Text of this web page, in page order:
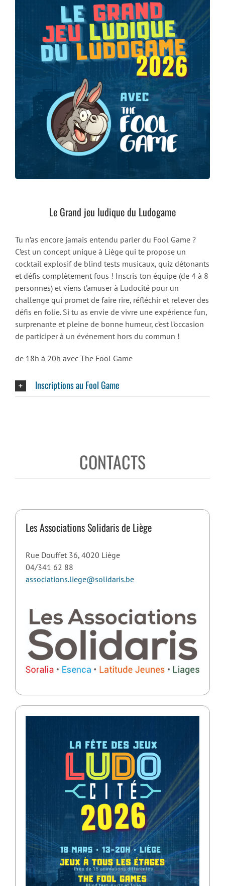
Le Grand jeu ludique du Ludogame
Tu n’as encore jamais entendu parler du Fool Game ?
C’est un concept unique à Liège qui te propose un
cocktail explosif de blind tests musicaux, quiz détonants
et défis complètement fous ! Inscris ton équipe (de 4 à 8
personnes) et viens t’amuser à Ludocité pour un
challenge qui promet de faire rire, réfléchir et relever des
défis en folie. Si tu as envie de vivre une expérience fun,
surprenante et pleine de bonne humeur, c’est l’occasion
de participer à un événement hors du commun !
de 18h à 20h avec The Fool Game
Inscriptions au Fool Game
CONTACTS
Les Associations Solidaris de Liège
Rue Douffet 36, 4020 Liège
04/341 62 88
associations.liege@solidaris.be